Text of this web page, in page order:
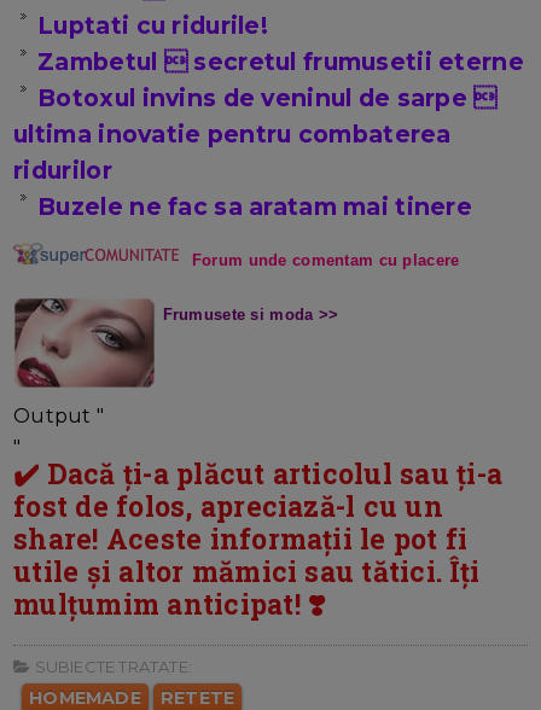
Luptati cu ridurile!
Zambetul  secretul frumusetii eterne
Botoxul invins de veninul de sarpe 
ultima inovatie pentru combaterea
ridurilor
Buzele ne fac sa aratam mai tinere
Forum unde comentam cu placere
Frumusete si moda >>
Output "
"
✔️ Dacă ți-a plăcut articolul sau ți-a
fost de folos, apreciază-l cu un
share! Aceste informații le pot fi
utile și altor mămici sau tătici. Îți
mulțumim anticipat! ❣️
SUBIECTE TRATATE:
HOMEMADE
RETETE